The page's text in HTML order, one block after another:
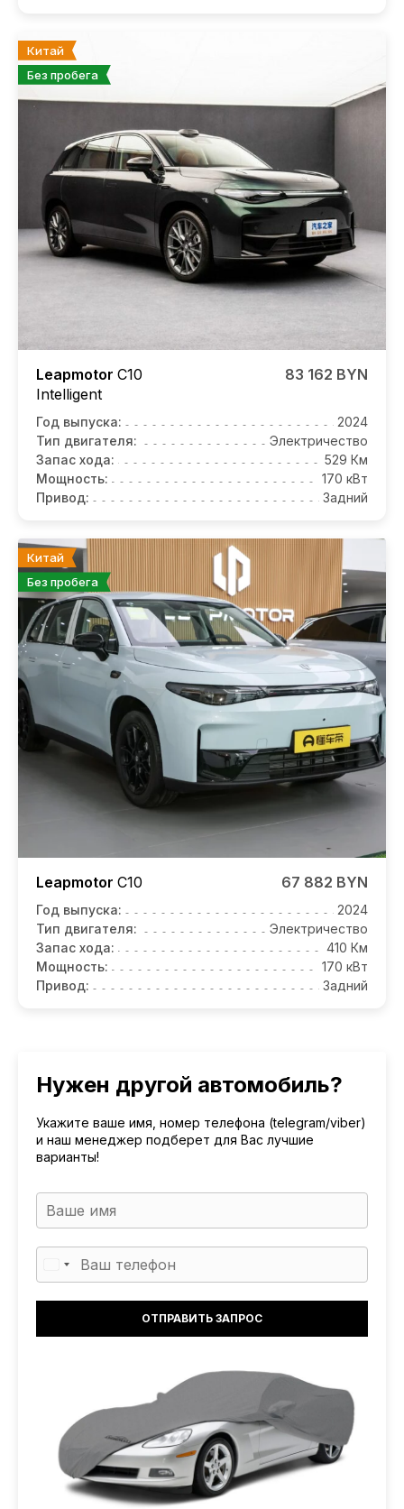
Китай
Без пробега
Leapmotor C10
Intelligent
83 162 BYN
Год выпуска:
2024
Тип двигателя:
Электричество
Запас хода:
529 Км
Мощность:
170 кВт
Привод:
Задний
Китай
Без пробега
Leapmotor C10 67 882 BYN
Год выпуска:
2024
Тип двигателя:
Электричество
Запас хода:
410 Км
Мощность:
170 кВт
Привод:
Задний
Нужен другой автомобиль?
Укажите ваше имя, номер телефона (telegram/viber)
и наш менеджер подберет для Вас лучшие
варианты!